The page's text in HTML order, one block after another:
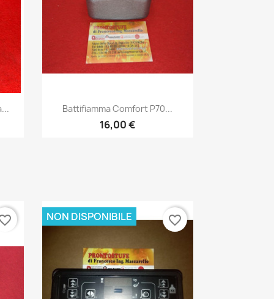
Anteprima
Battifiamma Comfort P70...
16,00 €
NON DISPONIBILE favorite_border